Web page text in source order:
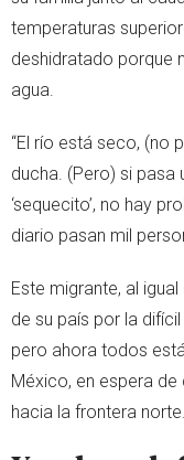
temperaturas
deshidratado porque
agua.
“El río está seco, (no
ducha. (Pero) si pasa
‘sequecito’, no hay
diario pasan mil
Este migrante, al
de su país por la
pero ahora todos
México, en espera
hacia la frontera norte.